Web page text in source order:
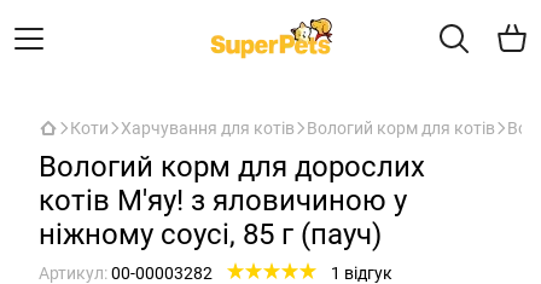
Коти Харчування для котів Вологий корм для котів
Вологий корм для дорослих
котів М'яу! з яловичиною у
ніжному соусі, 85 г (пауч)
Артикул:00-00003282 1 відгук